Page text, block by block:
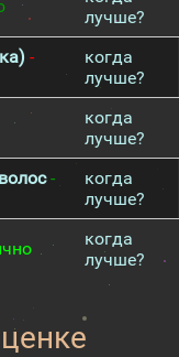
лучше?
-
когда
лучше?
когда
лучше?
-
когда
лучше?
когда
лучше?